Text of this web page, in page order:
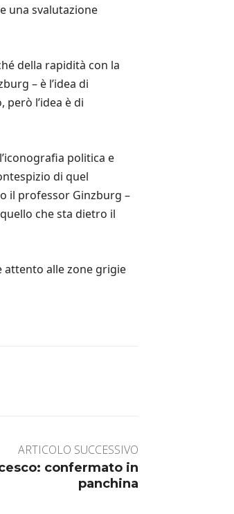
una svalutazione
della rapidità con la
– è l’idea di
l’idea è di
politica e
di quel
il professor Ginzburg –
che sta dietro il
attento alle zone grigie
ARTICOLO SUCCESSIVO
confermato in
panchina